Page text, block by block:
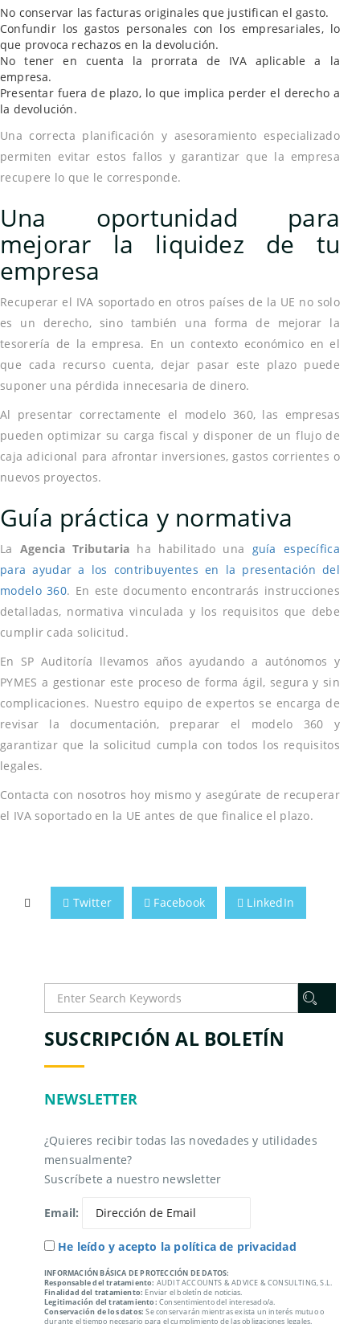
No conservar las facturas originales que justifican el gasto.
Confundir los gastos personales con los empresariales, lo
que provoca rechazos en la devolución.
No tener en cuenta la prorrata de IVA aplicable a la
empresa.
Presentar fuera de plazo, lo que implica perder el derecho a
la devolución.
Una correcta planificación y asesoramiento especializado
permiten evitar estos fallos y garantizar que la empresa
recupere lo que le corresponde.
Una oportunidad para
mejorar la liquidez de tu
empresa
Recuperar el IVA soportado en otros países de la UE no solo
es un derecho, sino también una forma de mejorar la
tesorería de la empresa. En un contexto económico en el
que cada recurso cuenta, dejar pasar este plazo puede
suponer una pérdida innecesaria de dinero.
Al presentar correctamente el modelo 360, las empresas
pueden optimizar su carga fiscal y disponer de un flujo de
caja adicional para afrontar inversiones, gastos corrientes o
nuevos proyectos.
Guía práctica y normativa
La Agencia Tributaria ha habilitado una guía específica
para ayudar a los contribuyentes en la presentación del
modelo 360. En este documento encontrarás instrucciones
detalladas, normativa vinculada y los requisitos que debe
cumplir cada solicitud.
En SP Auditoría llevamos años ayudando a autónomos y
PYMES a gestionar este proceso de forma ágil, segura y sin
complicaciones. Nuestro equipo de expertos se encarga de
revisar la documentación, preparar el modelo 360 y
garantizar que la solicitud cumpla con todos los requisitos
legales.
Contacta con nosotros hoy mismo y asegúrate de recuperar
el IVA soportado en la UE antes de que finalice el plazo.
Twitter Facebook LinkedIn
SUSCRIPCIÓN AL BOLETÍN
NEWSLETTER
¿Quieres recibir todas las novedades y utilidades
mensualmente?
Suscríbete a nuestro newsletter
Email:
He leído y acepto la política de privacidad
INFORMACIÓN BÁSICA DE PROTECCIÓN DE DATOS:
Responsable del tratamiento: AUDIT ACCOUNTS & ADVICE & CONSULTING, S.L.
Finalidad del tratamiento: Enviar el boletín de noticias.
Legitimación del tratamiento: Consentimiento del interesado/a.
Conservación de los datos: Se conservarán mientras exista un interés mutuo o
durante el tiempo necesario para el cumplimiento de las obligaciones legales.